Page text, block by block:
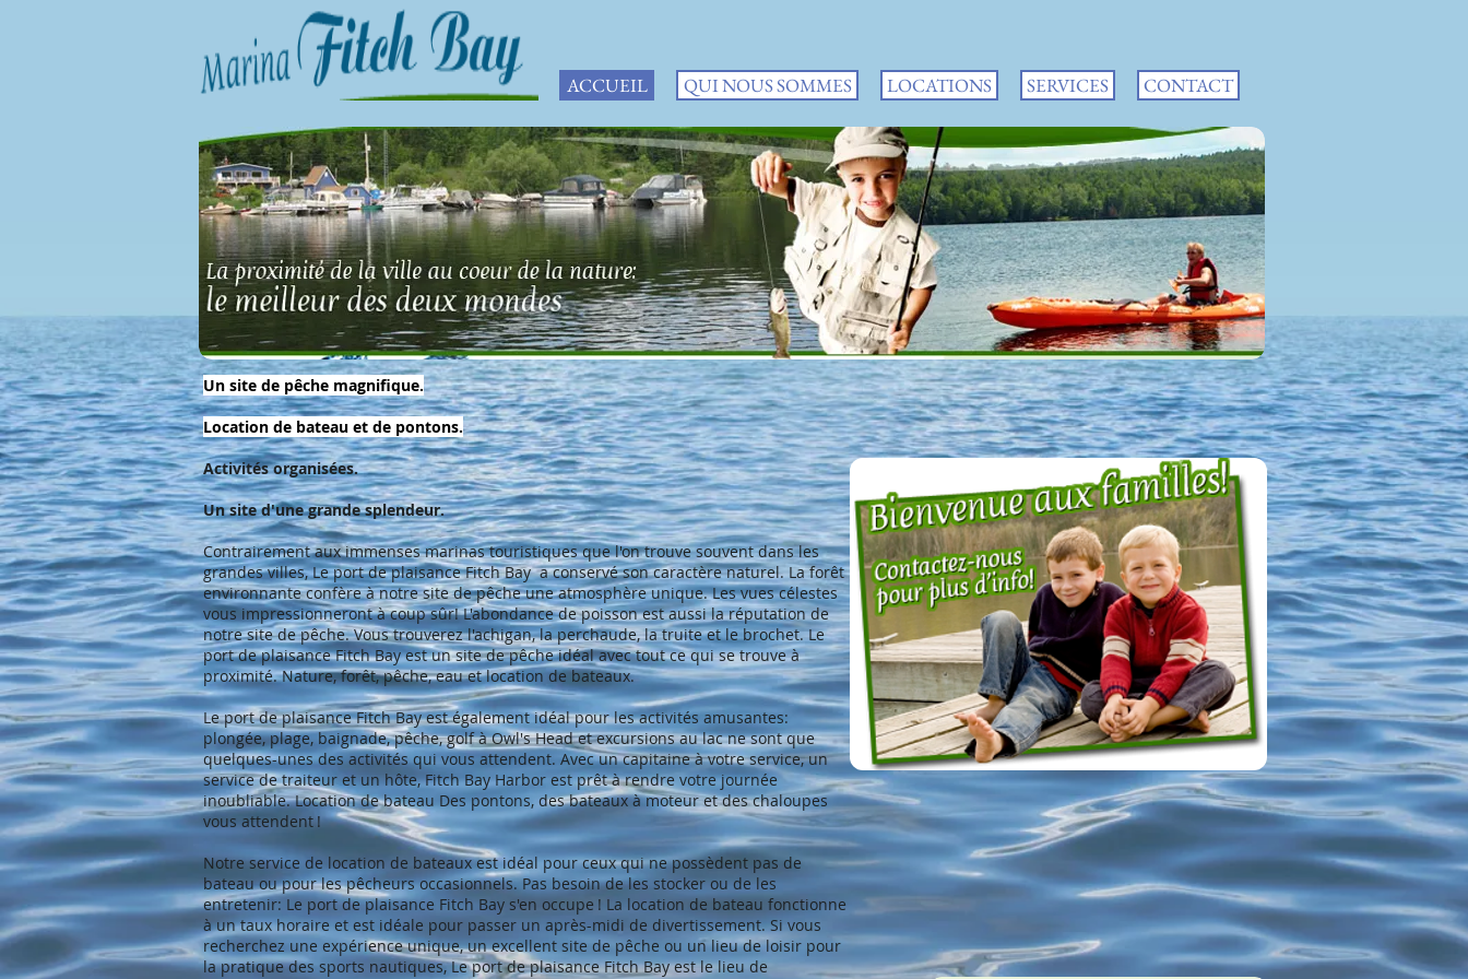
ACCUEIL QUI NOUS SOMMES LOCATIONS SERVICES CONTACT
Un site de pêche magnifique.
Location de bateau et de pontons.
Activités organisées.
Un site d'une grande splendeur.
Contrairement aux immenses marinas touristiques que l'on trouve souvent dans les
grandes villes, Le port de plaisance Fitch Bay a conservé son caractère naturel. La forêt
environnante confère à notre site de pêche une atmosphère unique. Les vues célestes
vous impressionneront à coup sûr! L'abondance de poisson est aussi la réputation de
notre site de pêche. Vous trouverez l'achigan, la perchaude, la truite et le brochet. Le
port de plaisance Fitch Bay est un site de pêche idéal avec tout ce qui se trouve à
proximité. Nature, forêt, pêche, eau et location de bateaux.
Le port de plaisance Fitch Bay est également idéal pour les activités amusantes:
plongée, plage, baignade, pêche, golf à Owl's Head et excursions au lac ne sont que
quelques-unes des activités qui vous attendent. Avec un capitaine à votre service, un
service de traiteur et un hôte, Fitch Bay Harbor est prêt à rendre votre journée
inoubliable. Location de bateau Des pontons, des bateaux à moteur et des chaloupes
vous attendent !
Notre service de location de bateaux est idéal pour ceux qui ne possèdent pas de
bateau ou pour les pêcheurs occasionnels. Pas besoin de les stocker ou de les
entretenir: Le port de plaisance Fitch Bay s'en occupe ! La location de bateau fonctionne
à un taux horaire et est idéale pour passer un après-midi de divertissement. Si vous
recherchez une expérience unique, un excellent site de pêche ou un lieu de loisir pour
la pratique des sports nautiques, Le port de plaisance Fitch Bay est le lieu de